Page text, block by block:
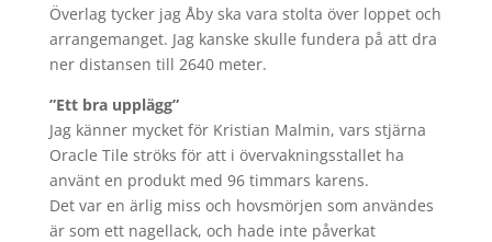
Överlag tycker jag Åby ska vara stolta över loppet och
arrangemanget. Jag kanske skulle fundera på att dra
ner distansen till 2640 meter.
”Ett bra upplägg”
Jag känner mycket för Kristian Malmin, vars stjärna
Oracle Tile ströks för att i övervakningsstallet ha
använt en produkt med 96 timmars karens.
Det var en ärlig miss och hovsmörjen som användes
är som ett nagellack, och hade inte påverkat